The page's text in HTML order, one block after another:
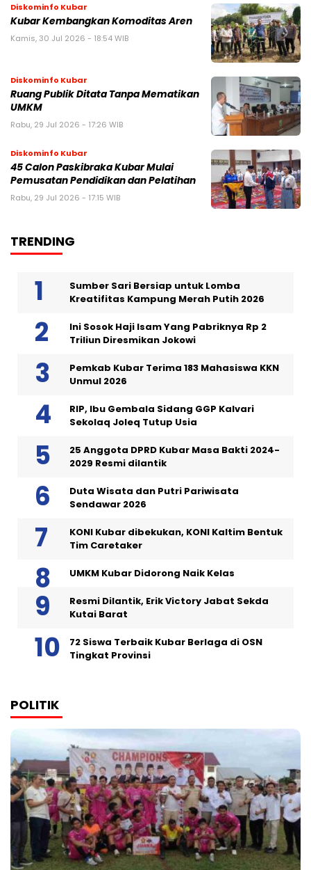
Diskominfo Kubar
Kubar Kembangkan Komoditas Aren
Kamis, 30 Jul 2026 - 18:54 WIB
Diskominfo Kubar
Ruang Publik Ditata Tanpa Mematikan
UMKM
Rabu, 29 Jul 2026 - 17:26 WIB
Diskominfo Kubar
45 Calon Paskibraka Kubar Mulai
Pemusatan Pendidikan dan Pelatihan
Rabu, 29 Jul 2026 - 17:15 WIB
TRENDING
Sumber Sari Bersiap untuk Lomba
Kreatifitas Kampung Merah Putih 2026
Ini Sosok Haji Isam Yang Pabriknya Rp 2
Triliun Diresmikan Jokowi
Pemkab Kubar Terima 183 Mahasiswa KKN
Unmul 2026
RIP, Ibu Gembala Sidang GGP Kalvari
Sekolaq Joleq Tutup Usia
25 Anggota DPRD Kubar Masa Bakti 2024-
2029 Resmi dilantik
Duta Wisata dan Putri Pariwisata
Sendawar 2026
KONI Kubar dibekukan, KONI Kaltim Bentuk
Tim Caretaker
UMKM Kubar Didorong Naik Kelas
Resmi Dilantik, Erik Victory Jabat Sekda
Kutai Barat
72 Siswa Terbaik Kubar Berlaga di OSN
Tingkat Provinsi
POLITIK